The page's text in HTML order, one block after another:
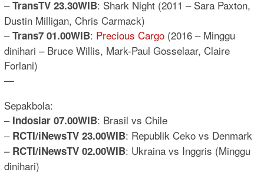
–TransTV 23.30WIB: Shark Night (2011 – Sara Paxton,
Dustin Milligan, Chris Carmack)
–Trans7 01.00WIB: Precious Cargo (2016 – Minggu
dinihari – Bruce Willis, Mark-Paul Gosselaar, Claire
Forlani)
—
Sepakbola:
– Indosiar 07.00WIB: Brasil vs Chile
– RCTI/iNewsTV 23.00WIB: Republik Ceko vs Denmark
– RCTI/iNewsTV 02.00WIB: Ukraina vs Inggris (Minggu
dinihari)